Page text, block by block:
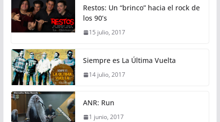
Restos: Un “brinco” hacia el rock de
los 90’s
15 julio, 2017
Siempre es La Última Vuelta
14 julio, 2017
ANR: Run
1 junio, 2017